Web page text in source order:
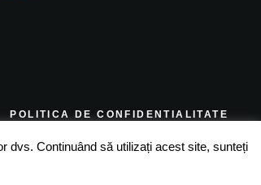
POLITICA DE CONFIDENTIALITATE
dvs. Continuând să utilizați acest site, sunteți